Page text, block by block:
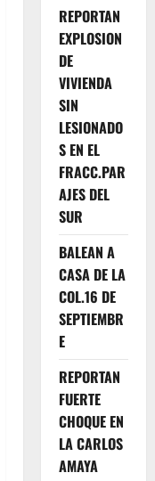
REPORTAN
EXPLOSION
DE
VIVIENDA
SIN
LESIONADO
S EN EL
FRACC.PAR
AJES DEL
SUR
BALEAN A
CASA DE LA
COL.16 DE
SEPTIEMBR
E
REPORTAN
FUERTE
CHOQUE EN
LA CARLOS
AMAYA